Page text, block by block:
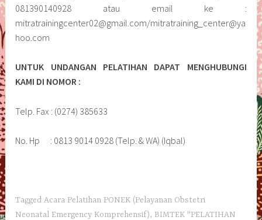
081390140928 atau email ke :
mitratrainingcenter02@gmail.com/mitratraining_center@ya
hoo.com
UNTUK UNDANGAN PELATIHAN DAPAT MENGHUBUNGI
KAMI DI NOMOR :
Telp. Fax : (0274) 385633
No. Hp : 0813 9014 0928 (Telp. & WA) (Iqbal)
TaggedAcara Pelatihan PONEK (Pelayanan Obstetri
Neonatal Emergency Komprehensif), BIMTEK "PELATIHAN